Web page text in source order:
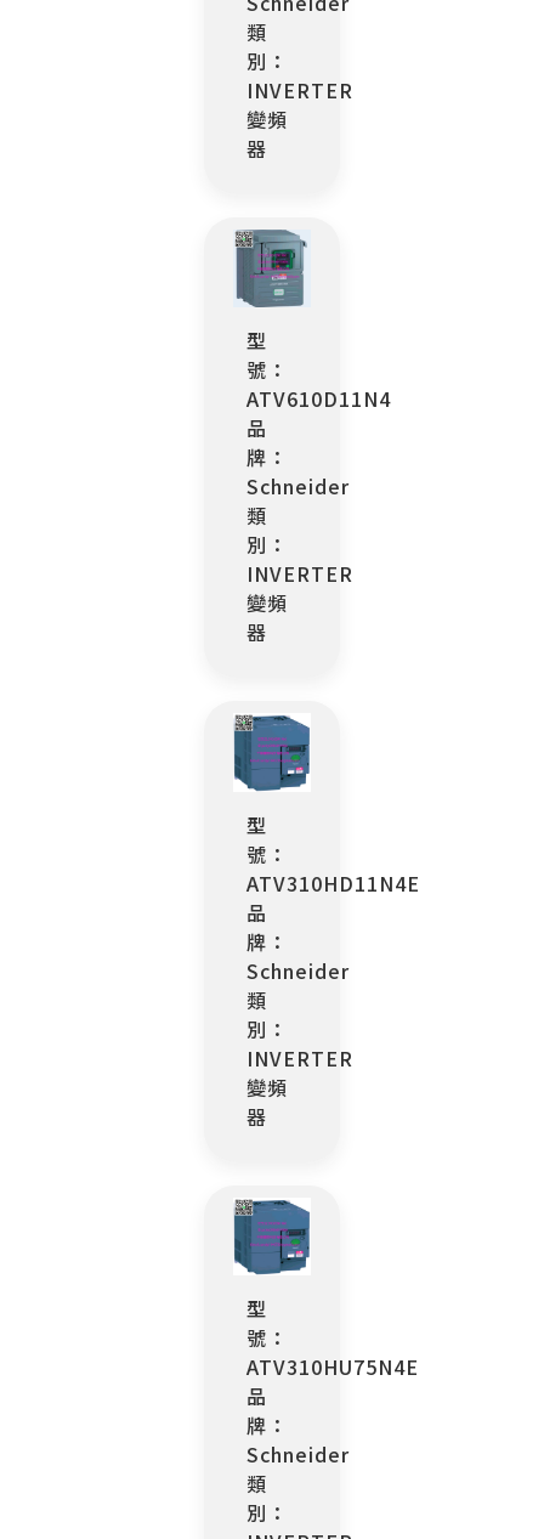
類
別：
INVERTER
變頻
器
型
號：
ATV610D11N4
品
牌：
Schneider
類
別：
INVERTER
變頻
器
型
號：
ATV310HD11N4E
品
牌：
Schneider
類
別：
INVERTER
變頻
器
型
號：
ATV310HU75N4E
品
牌：
Schneider
類
別：